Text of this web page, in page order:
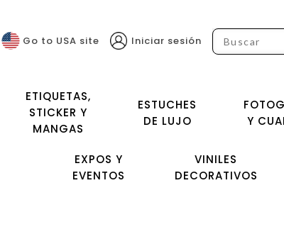
Go to USA site Iniciar sesión
ETIQUETAS,
STICKER Y
MANGAS
ESTUCHES
DE LUJO
Y
EXPOS Y
EVENTOS
VINILES
DECORATIVOS